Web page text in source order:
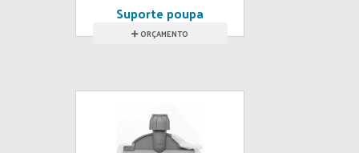
Suporte poupa
copo p/ água
ORÇAMENTO